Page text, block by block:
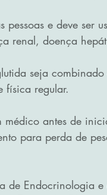
renal, doença
seja
física regular.
antes de
para perda de
de Endocrinologia